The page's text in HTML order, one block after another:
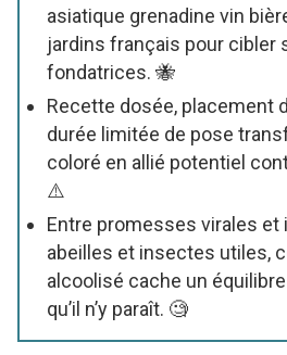
asiatique grenadine vin
jardins français pour cibler
fondatrices. 🐝
Recette dosée, placement
durée limitée de pose
coloré en allié potentiel
⚠️
Entre promesses virales et
abeilles et insectes utiles,
alcoolisé cache un
qu’il n’y paraît. 🧐